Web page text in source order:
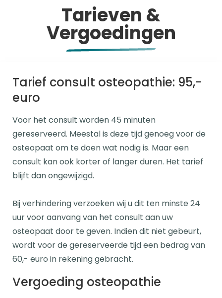
Tarieven &
Vergoedingen
Tarief consult osteopathie: 95,-
euro
Voor het consult worden 45 minuten
gereserveerd. Meestal is deze tijd genoeg voor de
osteopaat om te doen wat nodig is. Maar een
consult kan ook korter of langer duren. Het tarief
blijft dan ongewijzigd.
Bij verhindering verzoeken wij u dit ten minste 24
uur voor aanvang van het consult aan uw
osteopaat door te geven. Indien dit niet gebeurt,
wordt voor de gereserveerde tijd een bedrag van
60,- euro in rekening gebracht.
Vergoeding osteopathie